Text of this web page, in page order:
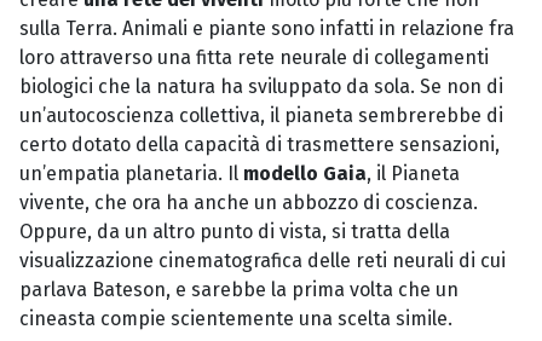
sulla Terra. Animali e piante sono infatti in relazione fra
loro attraverso una fitta rete neurale di collegamenti
biologici che la natura ha sviluppato da sola. Se non di
un’autocoscienza collettiva, il pianeta sembrerebbe di
certo dotato della capacità di trasmettere sensazioni,
un’empatia planetaria. Il modello Gaia, il Pianeta
vivente, che ora ha anche un abbozzo di coscienza.
Oppure, da un altro punto di vista, si tratta della
visualizzazione cinematografica delle reti neurali di cui
parlava Bateson, e sarebbe la prima volta che un
cineasta compie scientemente una scelta simile.